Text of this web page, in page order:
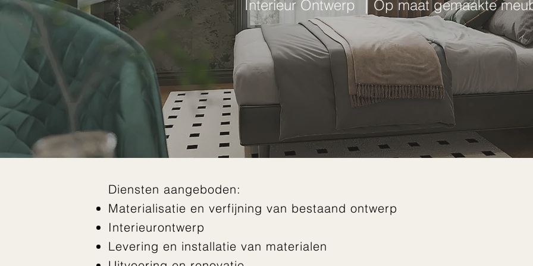
Interieur Ontwerp ｜Op maat gemaakte
Diensten aangeboden:
Materialisatie en verfijning van bestaand ontwerp
Interieurontwerp
Levering en installatie van materialen